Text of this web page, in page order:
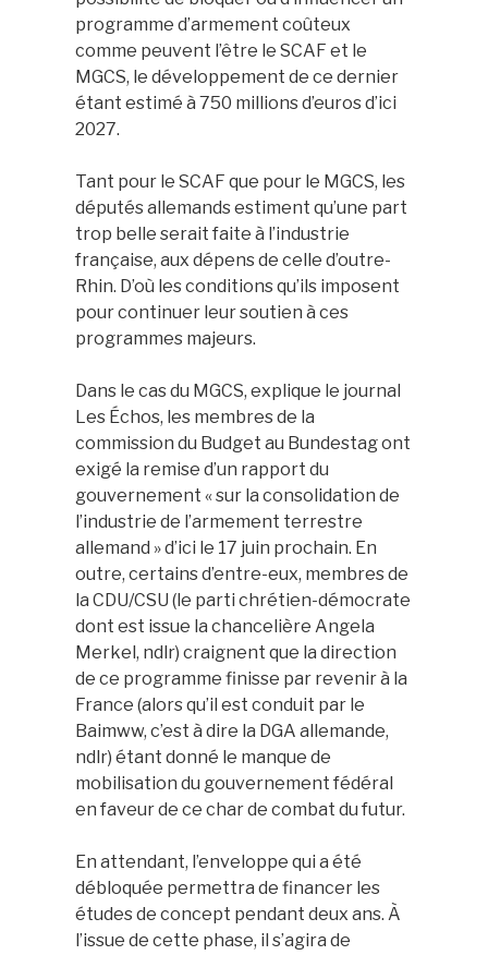
programme d’armement coûteux
comme peuvent l’être le SCAF et le
MGCS, le développement de ce dernier
étant estimé à 750 millions d’euros d’ici
2027.
Tant pour le SCAF que pour le MGCS, les
députés allemands estiment qu’une part
trop belle serait faite à l’industrie
française, aux dépens de celle d’outre-
Rhin. D’où les conditions qu’ils imposent
pour continuer leur soutien à ces
programmes majeurs.
Dans le cas du MGCS, explique le journal
Les Échos, les membres de la
commission du Budget au Bundestag ont
exigé la remise d’un rapport du
gouvernement « sur la consolidation de
l’industrie de l’armement terrestre
allemand » d’ici le 17 juin prochain. En
outre, certains d’entre-eux, membres de
la CDU/CSU (le parti chrétien-démocrate
dont est issue la chancelière Angela
Merkel, ndlr) craignent que la direction
de ce programme finisse par revenir à la
France (alors qu’il est conduit par le
Baimww, c’est à dire la DGA allemande,
ndlr) étant donné le manque de
mobilisation du gouvernement fédéral
en faveur de ce char de combat du futur.
En attendant, l’enveloppe qui a été
débloquée permettra de financer les
études de concept pendant deux ans. À
l’issue de cette phase, il s’agira de